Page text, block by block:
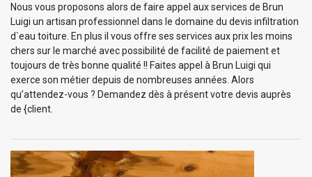
Nous vous proposons alors de faire appel aux services de Brun
Luigi un artisan professionnel dans le domaine du devis infiltration
d`eau toiture. En plus il vous offre ses services aux prix les moins
chers sur le marché avec possibilité de facilité de paiement et
toujours de très bonne qualité !! Faites appel à Brun Luigi qui
exerce son métier depuis de nombreuses années. Alors
qu’attendez-vous ? Demandez dès à présent votre devis auprès
de {client.